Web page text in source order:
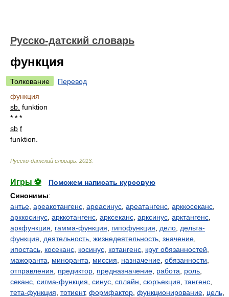
Русско-датский словарь
функция
Толкование
Перевод
функция
sb. funktion
* * *
sb f
funktion.
Русско-датский словарь 2013
Игры ⚽
Поможем написать курсовую
Синонимы:
антье ареакотангенс ареасинус ареатангенс арккосеканс
арккосинус арккотангенс арксеканс арксинус арктангенс
аркфункция
гамма-функция гипофункция дело дельта-
функция
деятельность жизнедеятельность значение
ипостась косеканс косинус котангенс круг обязанностей
мажоранта
миноранта миссия назначение обязанности
отправления
предиктор предназначение работа роль
секанс сигма-функция синус сплайн сюръекция тангенс
тета-функция тотиент, формфактор функционирование цель